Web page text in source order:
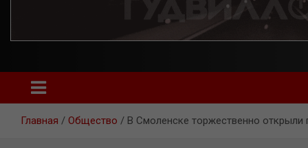
Главная Общество В Смоленске торжественно открыли